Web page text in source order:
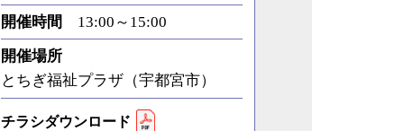
開催時間 13:00～15:00
開催場所
とちぎ福祉プラザ（宇都宮市）
チラシダウンロード